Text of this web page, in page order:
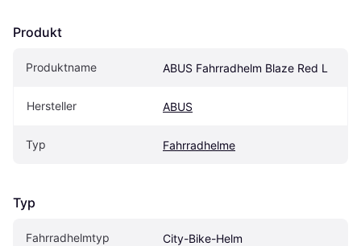
Produkt
Produktname ABUS Fahrradhelm Blaze Red L
Hersteller ABUS
Typ Fahrradhelme
Typ
Fahrradhelmtyp City-Bike-Helm